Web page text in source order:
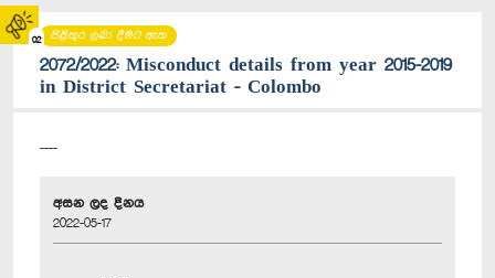
02 පිළිතුර ලබා දීමට ඇත
2072/2022: Misconduct details from year 2015-2019
in District Secretariat - Colombo
----
අසන ලද දිනය
2022-05-17